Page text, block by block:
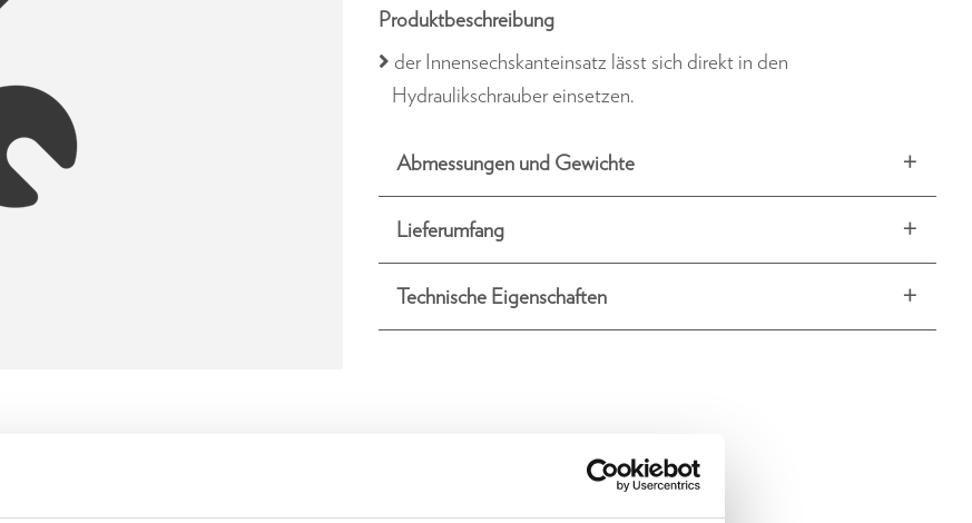
Produktbeschreibung
der Innensechskanteinsatz lässt sich direkt in den
Hydraulikschrauber einsetzen.
Abmessungen und Gewichte
Lieferumfang
Technische Eigenschaften